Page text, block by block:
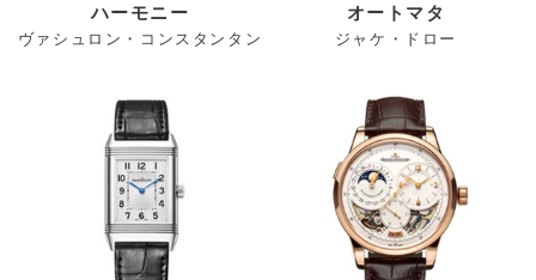
ハーモニー
ヴァシュロン・コンスタンタン
オートマタ
ジャケ・ドロー